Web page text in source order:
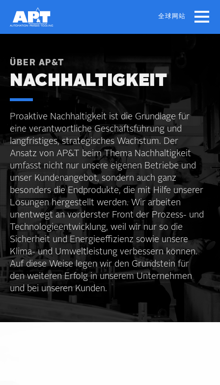
main
全球网站
ÜBER AP&T
NACHHALTIGKEIT
Proaktive Nachhaltig­keit ist die Grundlage für
eine verantwortliche Geschäfts­führung und
langfristiges, strategisches Wachstum. Der
Ansatz von AP&T beim Thema Nachhaltig­keit
umfasst nicht nur unsere eigenen Betriebe und
unser Kundenangebot, sondern auch ganz
besonders die Endprodukte, die mit Hilfe unserer
Lösungen hergestellt werden. Wir arbeiten
unentwegt an vorderster Front der Prozess- und
Technologie­entwicklung, weil wir nur so die
Sicherheit und Energie­effizienz sowie unsere
Klima- und Umweltleistung verbessern können.
Auf diese Weise legen wir den Grundstein für
den weiteren Erfolg in unserem Unternehmen
und bei unseren Kunden.